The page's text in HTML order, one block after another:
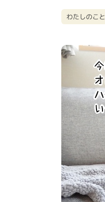
わたしのこと